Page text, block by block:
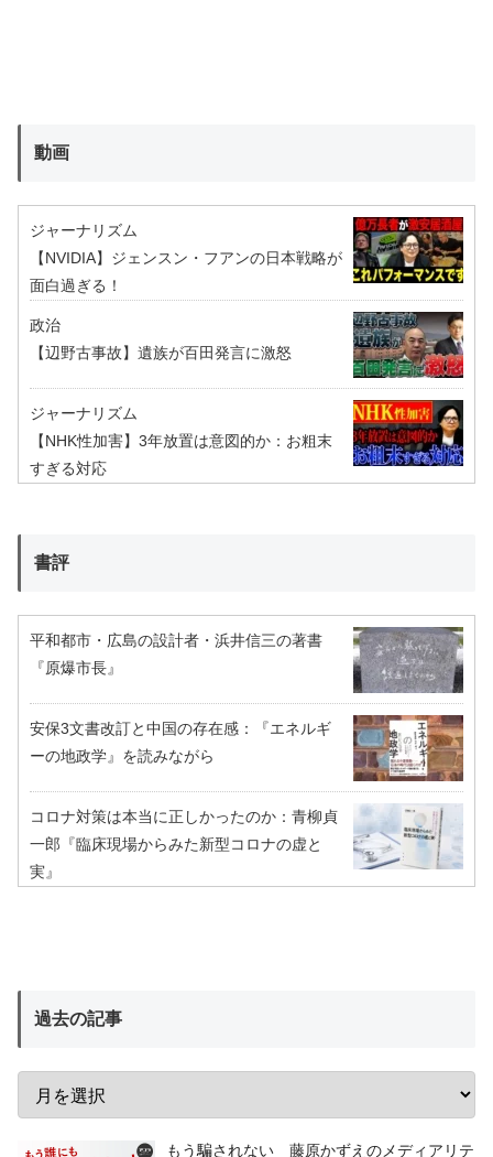
動画
ジャーナリズム
【NVIDIA】ジェンスン・フアンの日本戦略が
面白過ぎる！
政治
【辺野古事故】遺族が百田発言に激怒
ジャーナリズム
【NHK性加害】3年放置は意図的か：お粗末
すぎる対応
書評
平和都市・広島の設計者・浜井信三の著書
『原爆市長』
安保3文書改訂と中国の存在感：『エネルギ
ーの地政学』を読みながら
コロナ対策は本当に正しかったのか：青柳貞
一郎『臨床現場からみた新型コロナの虚と
実』
過去の記事
もう騙されない 藤原かずえのメディアリテ